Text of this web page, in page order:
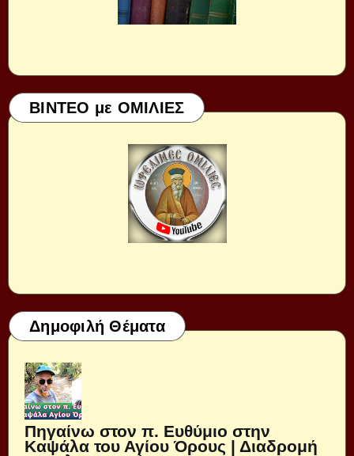
ΒΙΝΤΕΟ με ΟΜΙΛΙΕΣ
Δημοφιλή Θέματα
Πηγαίνω στον π. Ευθύμιο στην
Καψάλα του Αγίου Όρους | Διαδρομή